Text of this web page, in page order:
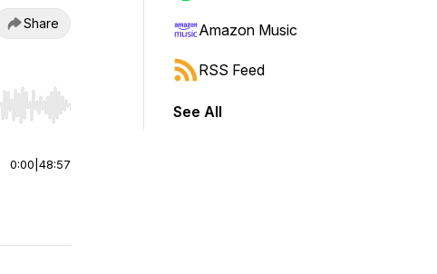
Share
or end. Hold shift to jump forward or backward.
0:00 48:57
Amazon Music
RSS Feed
See All